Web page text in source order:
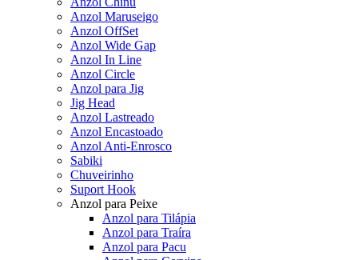
Anzol Maruseigo
Anzol OffSet
Anzol Wide Gap
Anzol In Line
Anzol Circle
Anzol para Jig
Jig Head
Anzol Lastreado
Anzol Encastoado
Anzol Anti-Enrosco
Sabiki
Chuveirinho
Suport Hook
Anzol para Peixe
Anzol para Tilápia
Anzol para Traíra
Anzol para Pacu